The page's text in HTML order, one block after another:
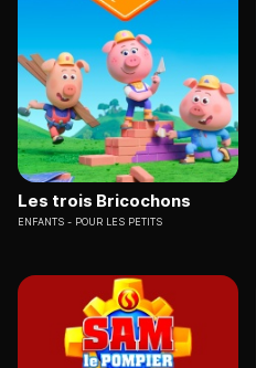
Les trois Bricochons
ENFANTS POUR LES PETITS